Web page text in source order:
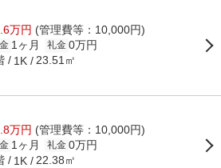
万円 (管理費等：10,000円)
1ヶ月 礼金 0万円
1K 23.51㎡
万円 (管理費等：10,000円)
1ヶ月 礼金 0万円
1K 22.38㎡